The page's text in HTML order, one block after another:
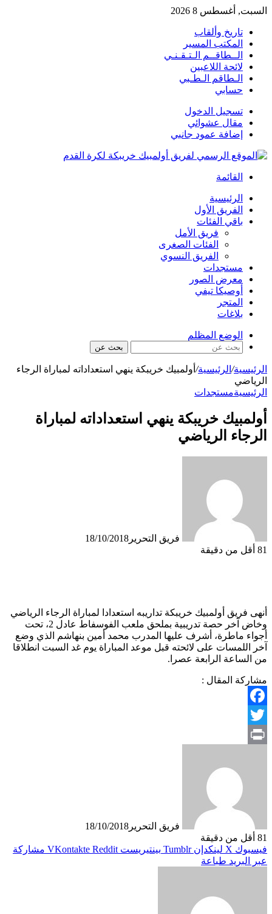
السبت, أغسطس 8 2026
تاريخ وألقاب
المكتب المسير
الــطاقــم الـتـقـنـي
لائحة اللاعبين
الـطاقم الـطـبي
حسابي
تسجيل الدخول
مقال عشوائي
إضافة عمود جانبي
القائمة
الرئيسية
الفريق الأول
باقي الفئات
فريق الأمل
الفئات الصغرى
الفريق النسوي
مستجدات
معرض الصور
أوصيكا تيفي
المتجر
بلاغات
الوضع المظلم
بحث عن
الرئيسية/ الرئيسية/ أولمبيك خريبكة ينهي استعداداته لمباراة الرجاء
الرياضي
الرئيسيةمستجدات
أولمبيك خريبكة ينهي استعداداته لمباراة
الرجاء الرياضي
فريق التحرير 18/10/2018
81 أقل من دقيقة
أنهى فريق أولمبيك خريبكة تداريبه استعدادا لمباراة الرجاء الرياضي
وخاض آخر حصة تدريبية بملحق ملعب الفوسفاط عادل 2، تحت
أجواء ماطرة، أشرف عليها المدرب محمد أمين بنهاشم الذي وضع
آخر اللمسات على لائحته قبل موعد المباراة يوم غد السبت انطلاقا
من الساعة الرابعة عصرا.
مشاركة المقال :
Facebook
Twitter
فريق التحرير 18/10/2018
81 أقل من دقيقة
فيسبوك X لينكدإن بينتيريست
مشاركة
عبر البريد طباعة